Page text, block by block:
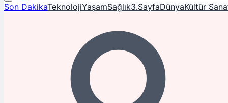
Son DakikaTeknolojiYaşamSağlık3.SayfaDünyaKültür